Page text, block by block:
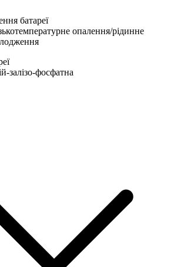
батареї
опалення/рідинне
залізо-фосфатна